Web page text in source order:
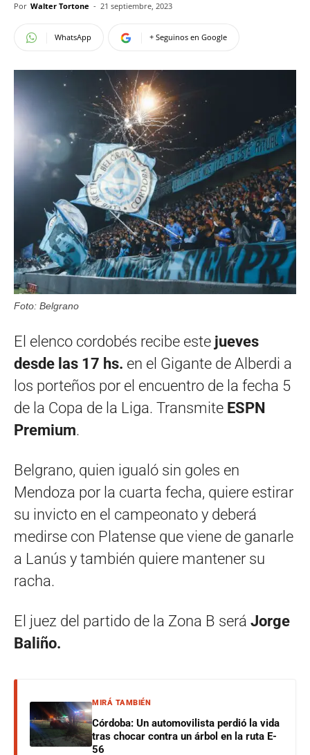
Por Walter Tortone - 21 septiembre, 2023
WhatsApp + Seguinos en Google
Foto: Belgrano
El elenco cordobés recibe este jueves
desde las 17 hs. en el Gigante de Alberdi a
los porteños por el encuentro de la fecha 5
de la Copa de la Liga. Transmite ESPN
Premium.
Belgrano, quien igualó sin goles en
Mendoza por la cuarta fecha, quiere estirar
su invicto en el campeonato y deberá
medirse con Platense que viene de ganarle
a Lanús y también quiere mantener su
racha.
El juez del partido de la Zona B será Jorge
Baliño.
MIRÁ TAMBIÉN
Córdoba: Un automovilista perdió la vida
tras chocar contra un árbol en la ruta E-
56